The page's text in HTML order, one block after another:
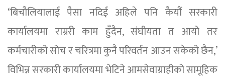
‘बिचौलियालाई पैसा नदिई अहिले पनि कैयौं सरकारी
कार्यालयमा राम्ररी काम हुँदैन, संघीयता त आयो तर
कर्मचारीको सोच र चरित्रमा कुनै परिवर्तन आउन सकेको छैन,’
विभिन्न सरकारी कार्यालयमा भेटिने आमसेवाग्राहीको सामूहिक